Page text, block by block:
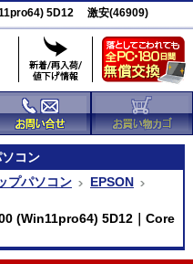
5D12 激安(46909)
コン
プパソコン
EPSON
(Win11pro64) 5D12｜Core